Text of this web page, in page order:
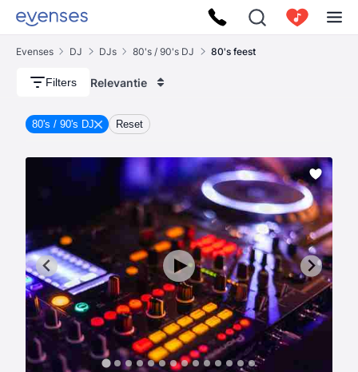
Evenses DJ DJs 80's / 90's DJ 80's feest
Filters Relevantie
80's / 90's DJ Reset